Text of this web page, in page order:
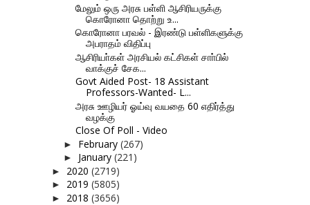
மேலும் ஒரு அரசு பள்ளி ஆசிரியருக்கு
கொரோனா தொற்று உ...
கொரோனா பரவல் - இரண்டு பள்ளிகளுக்கு
அபராதம் விதிப்பு
ஆசிரியா்கள் அரசியல் கட்சிகள் சாா்பில்
வாக்குச் சேக...
Govt Aided Post- 18 Assistant
Professors-Wanted- L...
அரசு ஊழியர் ஓய்வு வயதை 60 எதிர்த்து
வழக்கு
Close Of Poll - Video
► February (267)
► January (221)
► 2020 (2719)
► 2019 (5805)
► 2018 (3656)